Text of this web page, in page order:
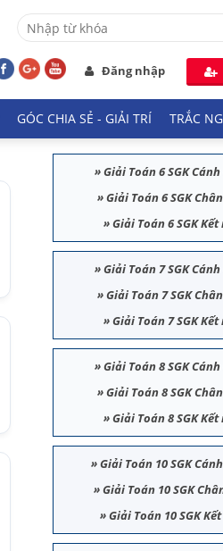
Đăng nhập
GÓC CHIA SẺ - GIẢI TRÍ TRẮC
»Giải Toán 6 SGK
»Giải Toán 6 SGK
»Giải Toán 6 SGK
»Giải Toán 7 SGK
»Giải Toán 7 SGK
»Giải Toán 7 SGK
»Giải Toán 8 SGK
»Giải Toán 8 SGK
»Giải Toán 8 SGK
»Giải Toán 10 SGK
»Giải Toán 10 SGK
»Giải Toán 10 SGK